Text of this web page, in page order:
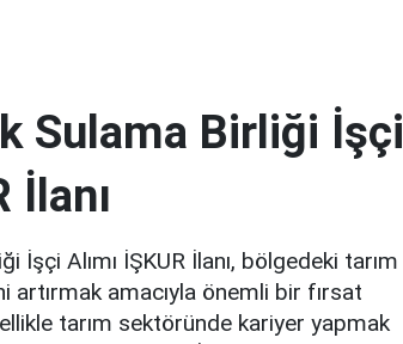
Sulama Birliği İşçi
İlanı
İşçi Alımı İŞKUR İlanı, bölgedeki tarım
artırmak amacıyla önemli bir fırsat
tarım sektöründe kariyer yapmak